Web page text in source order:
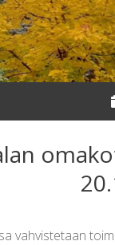
vahvistetaan